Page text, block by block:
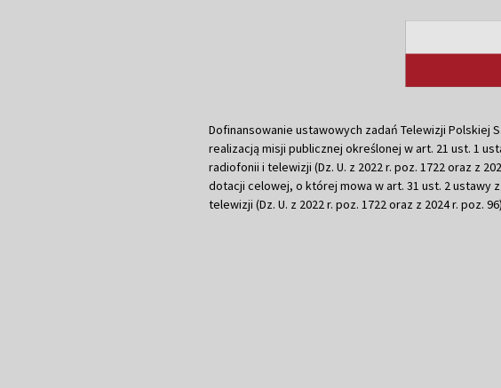
Dofinansowanie ustawowych zadań Telewizji Polskiej
realizacją misji publicznej określonej w art. 21 ust. 1
radiofonii i telewizji (Dz. U. z 2022 r. poz. 1722 oraz z
dotacji celowej, o której mowa w art. 31 ust. 2 ustawy
telewizji (Dz. U. z 2022 r. poz. 1722 oraz z 2024 r. poz. 96)